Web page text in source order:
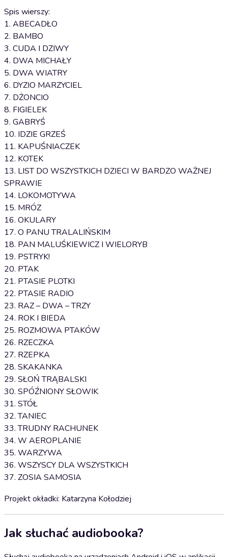
Spis wierszy:
1. ABECADŁO
2. BAMBO
3. CUDA I DZIWY
4. DWA MICHAŁY
5. DWA WIATRY
6. DYZIO MARZYCIEL
7. DŻONCIO
8. FIGIELEK
9. GABRYŚ
10. IDZIE GRZEŚ
11. KAPUŚNIACZEK
12. KOTEK
13. LIST DO WSZYSTKICH DZIECI W BARDZO WAŻNEJ
SPRAWIE
14. LOKOMOTYWA
15. MRÓZ
16. OKULARY
17. O PANU TRALALIŃSKIM
18. PAN MALUŚKIEWICZ I WIELORYB
19. PSTRYK!
20. PTAK
21. PTASIE PLOTKI
22. PTASIE RADIO
23. RAZ – DWA – TRZY
24. ROK I BIEDA
25. ROZMOWA PTAKÓW
26. RZECZKA
27. RZEPKA
28. SKAKANKA
29. SŁOŃ TRĄBALSKI
30. SPÓŹNIONY SŁOWIK
31. STÓŁ
32. TANIEC
33. TRUDNY RACHUNEK
34. W AEROPLANIE
35. WARZYWA
36. WSZYSCY DLA WSZYSTKICH
37. ZOSIA SAMOSIA
Projekt okładki: Katarzyna Kołodziej
Jak słuchać audiobooka?